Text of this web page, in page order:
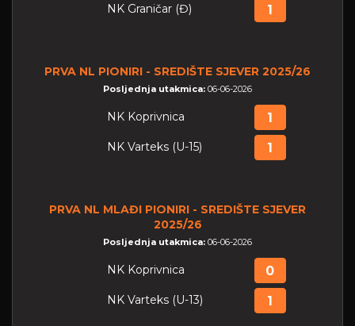
NK Graničar (Đ) 1
PRVA NL PIONIRI - SREDIŠTE SJEVER 2025/26
Posljednja utakmica: 06-06-2026
NK Koprivnica 1
NK Varteks (U-15) 1
PRVA NL MLAĐI PIONIRI - SREDIŠTE SJEVER
2025/26
Posljednja utakmica: 06-06-2026
NK Koprivnica 0
NK Varteks (U-13) 1